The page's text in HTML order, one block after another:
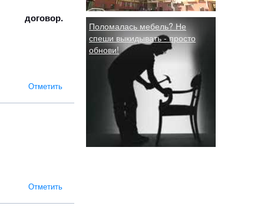
договор.
Отметить
Отметить
Поломалась мебель? Не
спеши выкидывать - просто
обнови!